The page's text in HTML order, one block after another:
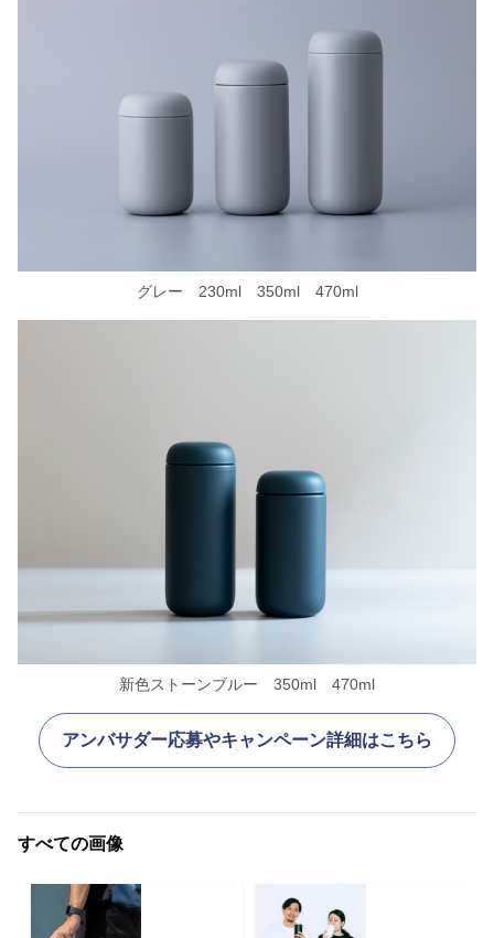
グレー 230ml 350ml 470ml
新色ストーンブルー 350ml 470ml
アンバサダー応募やキャンペーン詳細はこちら
すべての画像